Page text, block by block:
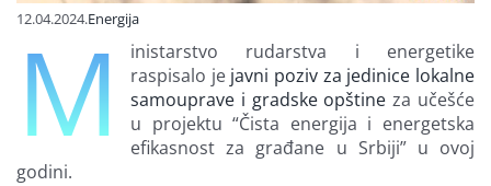
12.04.2024.Energija
M
inistarstvo rudarstva i energetike
raspisalo je javni poziv za jedinice lokalne
samouprave i gradske opštine za učešće
u projektu “Čista energija i energetska
efikasnost za građane u Srbiji” u ovoj
godini.